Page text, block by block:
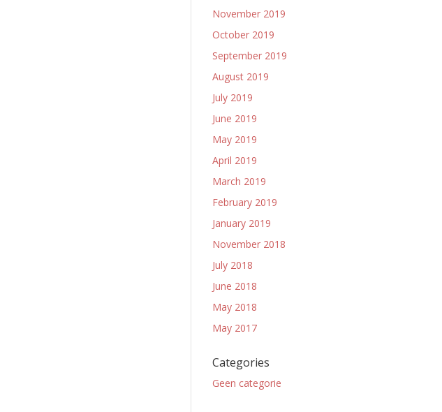
November 2019
October 2019
September 2019
August 2019
July 2019
June 2019
May 2019
April 2019
March 2019
February 2019
January 2019
November 2018
July 2018
June 2018
May 2018
May 2017
Categories
Geen categorie